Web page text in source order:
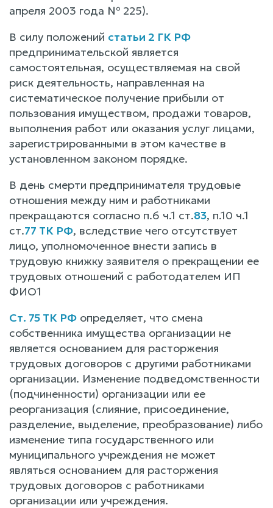
апреля 2003 года № 225).
В силу положений статьи 2 ГК РФ
предпринимательской является
самостоятельная, осуществляемая на свой
риск деятельность, направленная на
систематическое получение прибыли от
пользования имуществом, продажи товаров,
выполнения работ или оказания услуг лицами,
зарегистрированными в этом качестве в
установленном законом порядке.
В день смерти предпринимателя трудовые
отношения между ним и работниками
прекращаются согласно п.6 ч.1 ст.83, п.10 ч.1
ст.77 ТК РФ, вследствие чего отсутствует
лицо, уполномоченное внести запись в
трудовую книжку заявителя о прекращении ее
трудовых отношений с работодателем ИП
ФИО1
Ст. 75 ТК РФ определяет, что смена
собственника имущества организации не
является основанием для расторжения
трудовых договоров с другими работниками
организации. Изменение подведомственности
(подчиненности) организации или ее
реорганизация (слияние, присоединение,
разделение, выделение, преобразование) либо
изменение типа государственного или
муниципального учреждения не может
являться основанием для расторжения
трудовых договоров с работниками
организации или учреждения.